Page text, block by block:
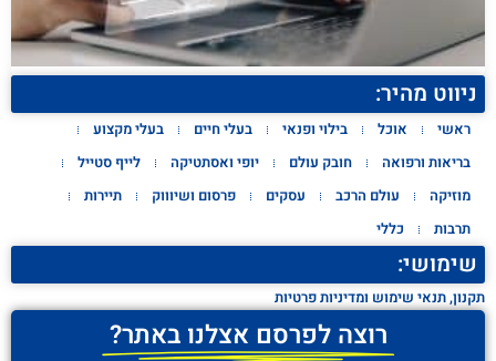
ניווט מהיר:
ראשי אוכל בילוי ופנאי בעלי חיים
בעלי מקצוע
בריאות ורפואה
חובק עולם יופי ואסתטיקה
לייף סטייל
מוזיקה
עולם הרכב עסקים פרסום ושיוווק
תיירות
תרבות
כללי
שימושי:
תקנון, תנאי שימוש ומדיניות פרטיות
רוצה לפרסם אצלנו באתר?